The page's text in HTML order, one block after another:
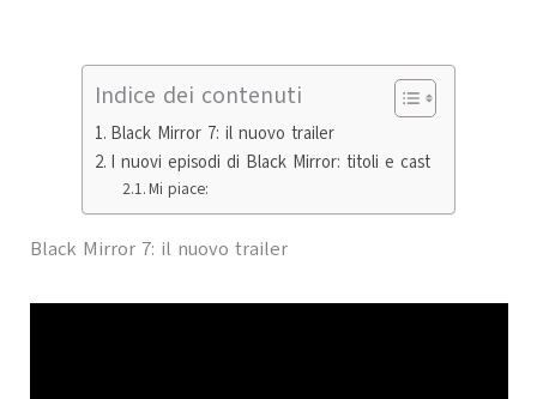
Indice dei contenuti
Black Mirror 7: il nuovo trailer
I nuovi episodi di Black Mirror: titoli e cast
Mi piace:
Black Mirror 7: il nuovo trailer